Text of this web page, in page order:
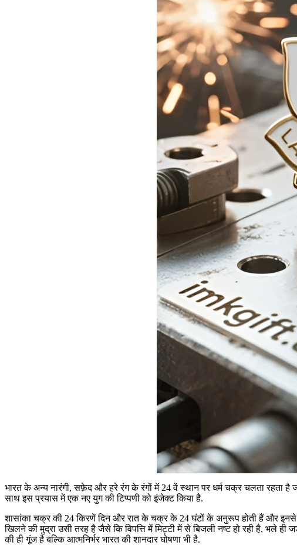
भारत के अन्य नारंगी, सफ़ेद और हरे रंग के रंगों में 24 वें स्थान पर धर्म चक्र चलता रहता
साथ इस प्रयास में एक नए युग की टिप्पणी को इंजेक्ट किया है.
शासांका चक्र की 24 किरणें दिन और रात के चक्र के 24 घंटों के अनुरूप होती हैं और इनसे
खिलने की मुद्रा उसी तरह है जैसे कि विपत्ति में मिट्टी में से बिजली नष्ट हो रही है, भले
की ही गूंज है बल्कि आत्मनिर्भर भारत की शानदार घोषणा भी है.